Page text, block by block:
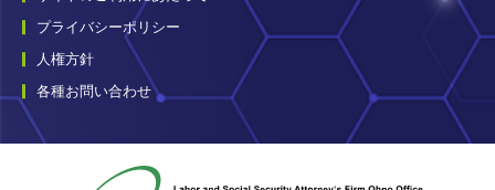
プライバシーポリシー
人権方針
各種お問い合わせ